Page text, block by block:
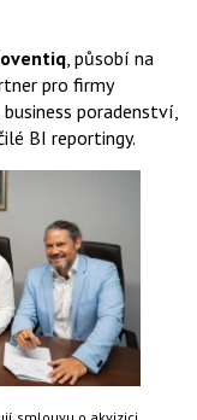
, působí na
pro firmy
poradenství,
BI reportingy.